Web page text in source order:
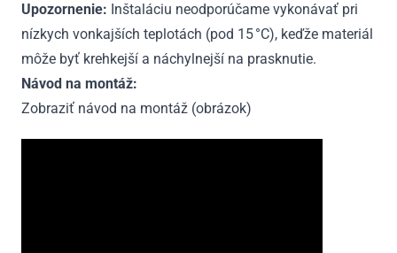
Upozornenie: Inštaláciu neodporúčame vykonávať pri
nízkych vonkajších teplotách (pod 15 °C), keďže materiál
môže byť krehkejší a náchylnejší na prasknutie.
Návod na montáž:
Zobraziť návod na montáž (obrázok)